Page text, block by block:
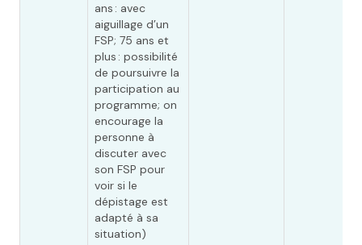
ans : avec
aiguillage d’un
FSP; 75 ans et
plus : possibilité
de poursuivre la
participation au
programme; on
encourage la
personne à
discuter avec
son FSP pour
voir si le
dépistage est
adapté à sa
situation)